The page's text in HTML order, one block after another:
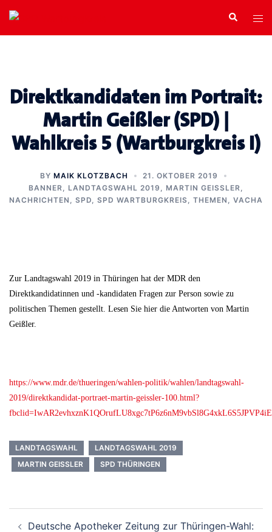
Zum
Inhalt
springen
Search
Direktkandidaten im Portrait:
Martin Geißler (SPD) |
Wahlkreis 5 (Wartburgkreis I)
BY MAIK KLOTZBACH
21. OKTOBER 2019
BANNER
LANDTAGSWAHL 2019 MARTIN GEISSLER
NACHRICHTEN
SPD SPD WARTBURGKREIS THEMEN VACHA
Zur Landtagswahl 2019 in Thüringen hat der MDR den
Direktkandidatinnen und -kandidaten Fragen zur Person sowie zu
politischen Themen gestellt. Lesen Sie hier die Antworten von Martin
Geißler.
https://www.mdr.de/thueringen/wahlen-politik/wahlen/landtagswahl-
2019/direktkandidat-portraet-martin-geissler-100.html?
LANDTAGSWAHL
LANDTAGSWAHL 2019
MARTIN GEISSLER
SPD THÜRINGEN
Deutsche Apotheker Zeitung zur Thüringen-Wahl: